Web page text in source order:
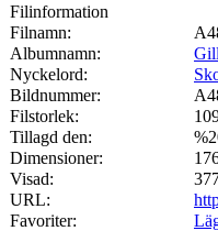
Filinformation
Filnamn:
Albumnamn:
Nyckelord:
Bildnummer:
Filstorlek:
Tillagd den:
Dimensioner:
Visad:
URL:
Favoriter: